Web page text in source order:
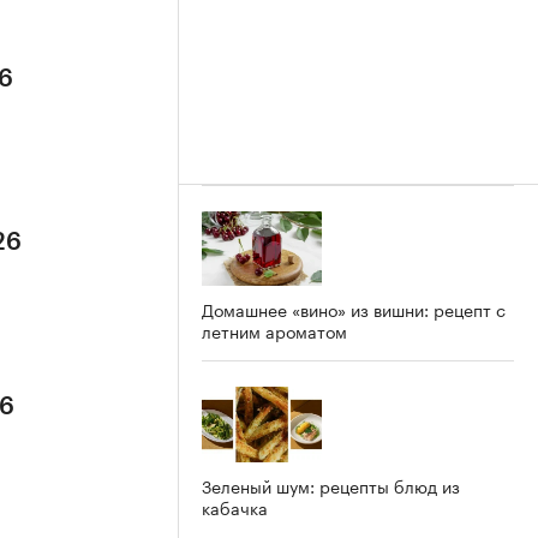
Домашнее «вино» из вишни: рецепт с
летним ароматом
Зеленый шум: рецепты блюд из
кабачка